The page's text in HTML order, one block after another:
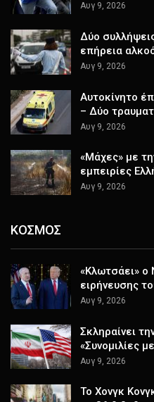
Αυγ 9, 2026
Δύο
επήρεια
Αυγ 9, 2026
Αυτοκίνητο
– Δύο
Αυγ 9, 2026
«Μάχες» με
εμπειρίες
Αυγ 9, 2026
ΚΟΣΜΟΣ
«Κλωτσάει» ο
ειρήνευσης
Αυγ 9, 2026
Σκληραίνει
«Συνομιλίες
Αυγ 9, 2026
Το Χονγκ